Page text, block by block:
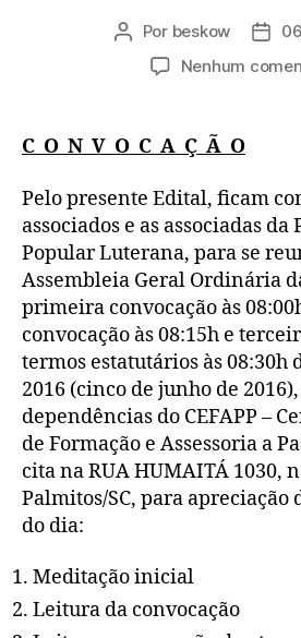
Autor
post
Por beskow
Data
Nenhum
C O N V O C A Ç Ã O
Pelo presente Edital, ficam
associados e as associadas da
Popular Luterana, para se
Assembleia Geral Ordinária
primeira convocação às
convocação às 08:15h e
termos estatutários às 08:30h
2016 (cinco de junho de
dependências do CEFAPP –
de Formação e Assessoria a
cita na RUA HUMAITÁ 1030,
Palmitos/SC, para apreciação
do dia:
Meditação inicial
Leitura da convocação